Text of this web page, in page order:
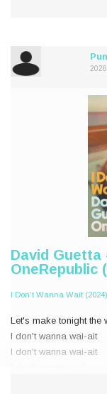
You're always out to
David Guetta
OneRepublic
I Don't Wanna Wait (2024)
Let's make tonight the
I don't wanna wai-ait
I don't wanna wai-ait